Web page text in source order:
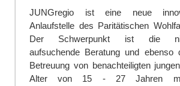
JUNGregio ist eine neue
Anlaufstelledes Paritätischen
Der Schwerpunkt ist die
aufsuchende Beratung und ebenso
Betreuung von benachteiligten
Alter von 15 - 27 Jahren